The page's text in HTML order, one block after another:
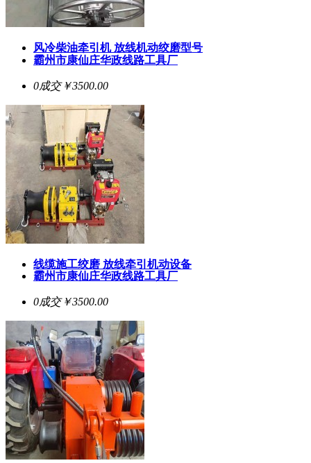
风冷柴油牵引机 放线机动绞磨型号
霸州市康仙庄华政线路工具厂
0成交￥3500.00
线缆施工绞磨 放线牵引机动设备
霸州市康仙庄华政线路工具厂
0成交￥3500.00